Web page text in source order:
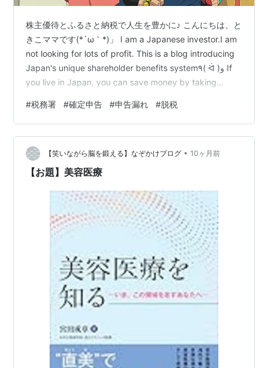
株主優待とふるさと納税で人生を豊かに♪ こんにちは、と
きこママです(*´ω｀*)」 I am a Japanese investor.I am
not looking for lots of profit. This is a blog introducing
Japan's unique shareholder benefits system٩( ᐛ )و If
you live in Japan, you can save money by taking
グ更新をサボっていた私💦 その間にあったこと… …
#税務署 #確定申告 #申告漏れ #脱税
【笑いながら脳を鍛える】なぞかけブログ • 10ヶ月前
【お題】美容医療